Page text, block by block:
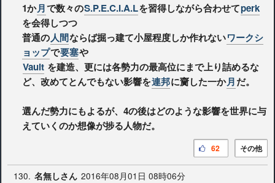
1か月で数々のS.P.E.C.I.A.Lを習得しながら合わせてperk
を会得しつつ
普通の人間ならば掘っ建て小屋程度しか作れないワークシ
ョップで要塞や
Vault を建造、更には各勢力の最高位にまで上り詰めるな
ど、改めてとんでもない影響を連邦に齎した一か月だ。
選んだ勢力にもよるが、4の後はどのような影響を世界に与
えていくのか想像が捗る人物だ。
その他
62
130. 名無しさん 2016年08月01日 08時06分